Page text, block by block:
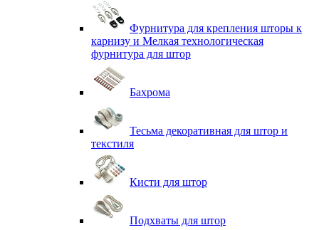
Фурнитура для крепления шторы к
карнизу и Мелкая технологическая
фурнитура для штор
Бахрома
Тесьма декоративная для штор и
текстиля
Кисти для штор
Подхваты для штор